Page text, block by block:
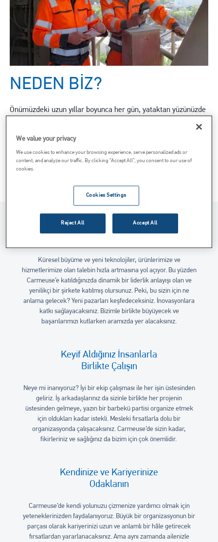
NEDEN BIZ?
Önümüzdeki uzun yıllar boyunca her gün, yataktan yüzünüzde
istiyorsunuz? Carmeuse’e katıldığınızda elde edeceğiniz şey
Gelecek Vadeden Bir Pazarın
Küresel büyüme ve yeni teknolojiler, ürünlerimize ve
hizmetlerimize olan talebin hızla artmasına yol açıyor. Bu yüzden
Carmeuse’e katıldığınızda dinamik bir liderlik anlayışı olan ve
yenilikçi bir şirkete katılmış olursunuz. Peki, bu sizin için ne
anlama gelecek? Yeni pazarları keşfedeceksiniz. İnovasyonlara
katkı sağlayacaksınız. Bizimle birlikte büyüyecek ve
başarılarımızı kutlarken aramızda yer alacaksınız.
Keyif Aldığınız İnsanlarla
Birlikte Çalışın
Neye mi inanıyoruz? İyi bir ekip çalışması ile her işin üstesinden
geliriz. İş arkadaşlarınız da sizinle birlikte her projenin
üstesinden gelmeye, yazın bir barbekü partisi organize etmek
için oldukları kadar istekli. Mesleki fırsatlarla dolu bir
organizasyonda çalışacaksınız. Carmeuse’de sizin kadar,
fikirleriniz ve sağlığınız da bizim için çok önemlidir.
Kendinize ve Kariyerinize
Odaklanın
Carmeuse’de kendi yolunuzu çizmenize yardımcı olmak için
yeteneklerinizden faydalanıyoruz. Büyük bir organizasyonun bir
parçası olarak kariyerinizi uzun ve anlamlı bir hâle getirecek
fırsatlardan yararlanacaksınız. Ama aynı zamanda ailenizle
We value your privacy
We use cookies to enhance your browsing experience, serve personalized ads or
content, and analyze our traffic. By clicking “Accept All”, you consent to our use of
cookies.
Cookies Settings
Reject All Accept All